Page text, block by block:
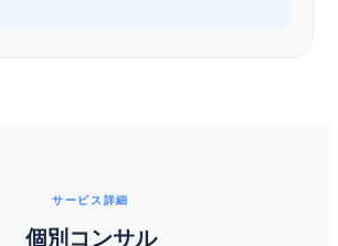
サービス詳細
個別コンサル